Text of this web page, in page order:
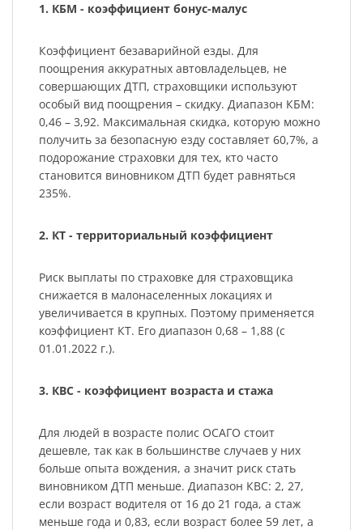
1. КБМ - коэффициент бонус-малус
Коэффициент безаварийной езды. Для
поощрения аккуратных автовладельцев, не
совершающих ДТП, страховщики используют
особый вид поощрения – скидку. Диапазон КБМ:
0,46 – 3,92. Максимальная скидка, которую можно
получить за безопасную езду составляет 60,7%, а
подорожание страховки для тех, кто часто
становится виновником ДТП будет равняться
235%.
2. КТ - территориальный коэффициент
Риск выплаты по страховке для страховщика
снижается в малонаселенных локациях и
увеличивается в крупных. Поэтому применяется
коэффициент КТ. Его диапазон 0,68 – 1,88 (с
01.01.2022 г.).
3. КВС - коэффициент возраста и стажа
Для людей в возрасте полис ОСАГО стоит
дешевле, так как в большинстве случаев у них
больше опыта вождения, а значит риск стать
виновником ДТП меньше. Диапазон КВС: 2, 27,
если возраст водителя от 16 до 21 года, а стаж
меньше года и 0,83, если возраст более 59 лет, а